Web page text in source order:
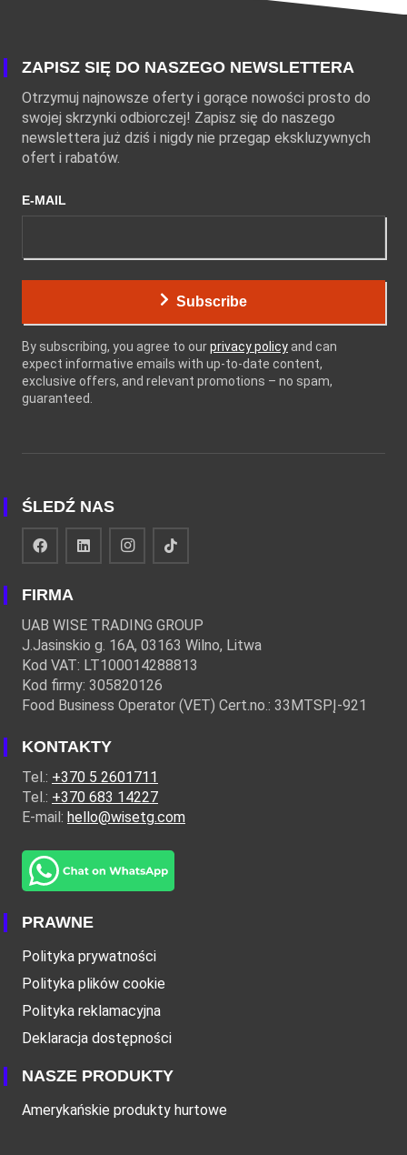
ZAPISZ SIĘ DO NASZEGO NEWSLETTERA
Otrzymuj najnowsze oferty i gorące nowości prosto do
swojej skrzynki odbiorczej! Zapisz się do naszego
newslettera już dziś i nigdy nie przegap ekskluzywnych
ofert i rabatów.
E-MAIL
Subscribe
By subscribing, you agree to ourprivacy policy and can
expect informative emails with up-to-date content,
exclusive offers, and relevant promotions – no spam,
guaranteed.
ŚLEDŹ NAS
FIRMA
UAB WISE TRADING GROUP
J.Jasinskio g. 16A, 03163 Wilno, Litwa
Kod VAT: LT100014288813
Kod firmy: 305820126
Food Business Operator (VET) Cert.no.: 33MTSPĮ-921
KONTAKTY
Tel.: +370 5 2601711
Tel.: +370 683 14227
E-mail: hello@wisetg.com
PRAWNE
Polityka prywatności
Polityka plików cookie
Polityka reklamacyjna
Deklaracja dostępności
NASZE PRODUKTY
Amerykańskie produkty hurtowe